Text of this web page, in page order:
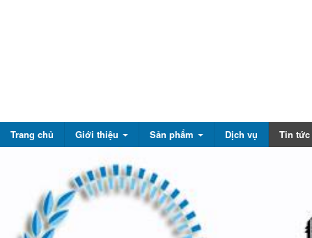
Trang chủ Giới thiệu Sản phẩm Dịch vụ Tin tức